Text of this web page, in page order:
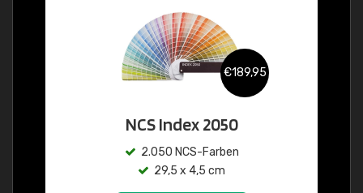
€189,95
NCS Index 2050
2.050 NCS-Farben
29,5 x 4,5 cm